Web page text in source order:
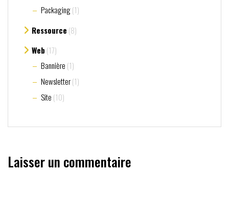
Packaging(1)
Ressource (8)
Web (17)
Bannière (1)
Newsletter(1)
Site (10)
Laisser un commentaire